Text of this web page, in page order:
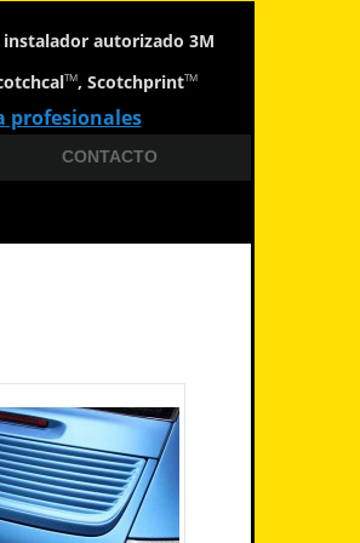
autorizado 3M
TM, ScotchprintTM
profesionales
CONTACTO